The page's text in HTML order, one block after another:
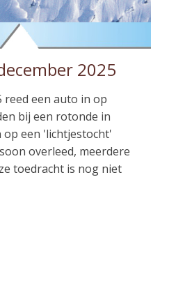
2025
reed een auto in op
bij een rotonde in
op een 'lichtjestocht'
overleed, meerdere
toedracht is nog niet